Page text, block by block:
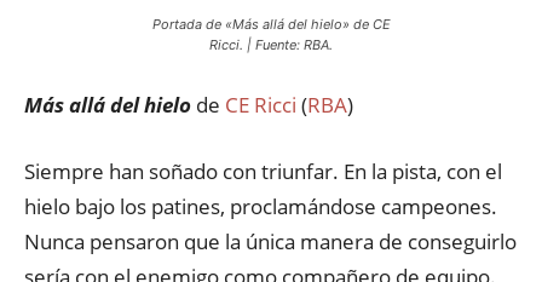
Portada de «Más allá del hielo» de CE
Ricci. | Fuente: RBA.
Más allá del hielo de CE Ricci (RBA)
Siempre han soñado con triunfar. En la pista, con el
hielo bajo los patines, proclamándose campeones.
Nunca pensaron que la única manera de conseguirlo